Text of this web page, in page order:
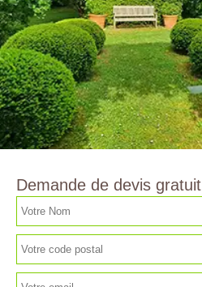
Demande de devis gratuit